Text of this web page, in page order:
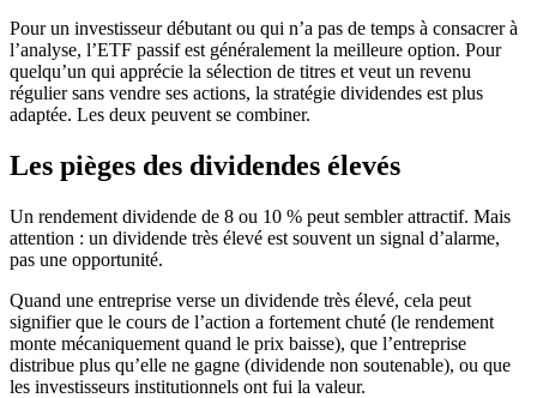
Pour un investisseur débutant ou qui n’a pas de temps à consacrer à
l’analyse, l’ETF passif est généralement la meilleure option. Pour
quelqu’un qui apprécie la sélection de titres et veut un revenu
régulier sans vendre ses actions, la stratégie dividendes est plus
adaptée. Les deux peuvent se combiner.
Les pièges des dividendes élevés
Un rendement dividende de 8 ou 10 % peut sembler attractif. Mais
attention : un dividende très élevé est souvent un signal d’alarme,
pas une opportunité.
Quand une entreprise verse un dividende très élevé, cela peut
signifier que le cours de l’action a fortement chuté (le rendement
monte mécaniquement quand le prix baisse), que l’entreprise
distribue plus qu’elle ne gagne (dividende non soutenable), ou que
les investisseurs institutionnels ont fui la valeur.